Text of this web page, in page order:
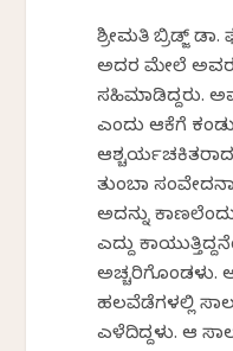
ಶ್ರೀಮತಿ ಬ್ರಿಡ್ಜ್ ಡಾ.
ಅದರ ಮೇಲೆ ಅವರು
ಸಹಿಮಾಡಿದ್ದರು.
ಎಂದು ಆಕೆಗೆ
ತುಂಬಾ
ಅದನ್ನು
ಎದ್ದು
ಅಚ್ಚರಿಗೊಂಡಳು.
ಹಲವೆಡೆಗಳಲ್ಲಿ
ಎಳೆದಿದ್ದಳು. ಆ